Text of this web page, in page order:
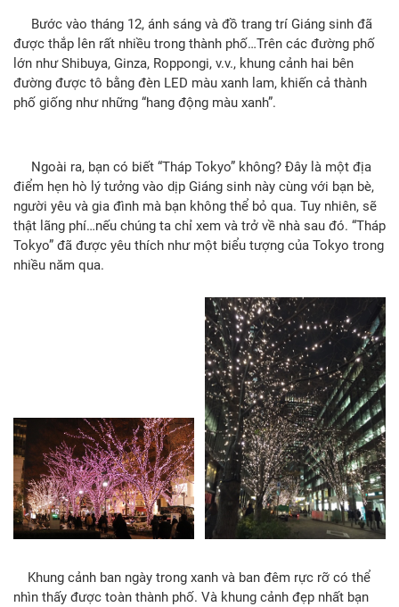
Bước vào tháng 12, ánh sáng và đồ trang trí Giáng sinh đã
được thắp lên rất nhiều trong thành phố…Trên các đường phố
lớn như Shibuya, Ginza, Roppongi, v.v., khung cảnh hai bên
đường được tô bằng đèn LED màu xanh lam, khiến cả thành
phố giống như những “hang động màu xanh”.
Ngoài ra, bạn có biết “Tháp Tokyo” không? Đây là một địa
điểm hẹn hò lý tưởng vào dịp Giáng sinh này cùng với bạn bè,
người yêu và gia đình mà bạn không thể bỏ qua. Tuy nhiên, sẽ
thật lãng phí…nếu chúng ta chỉ xem và trở về nhà sau đó. “Tháp
Tokyo” đã được yêu thích như một biểu tượng của Tokyo trong
nhiều năm qua.
Khung cảnh ban ngày trong xanh và ban đêm rực rỡ có thể
nhìn thấy được toàn thành phố. Và khung cảnh đẹp nhất bạn